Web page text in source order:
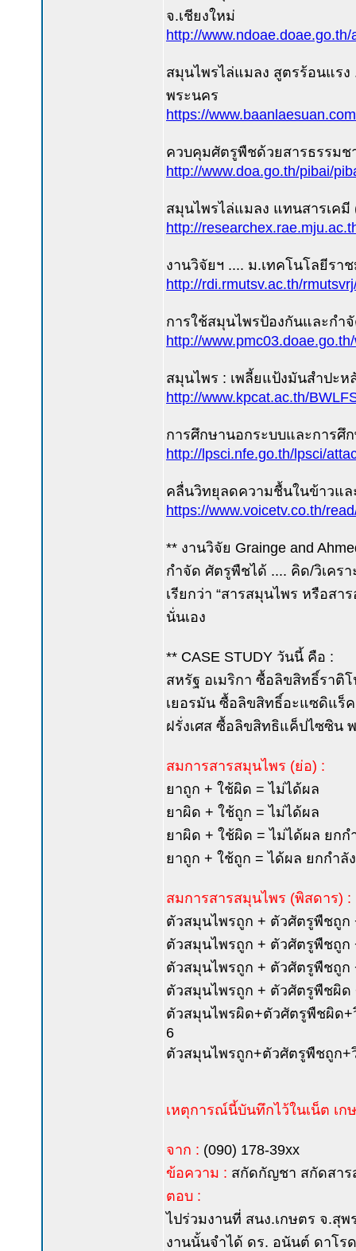
จ.เชียงใหม่
http://
สมุนไพรไล่แมลง สูตรร้อนแร
พระนคร
https://
ควบคุมศัตรูพืชด้วยสารธรรมช
http://www.doa.go.th/pibai/
สมุนไพรไล่แมลง แทนสารเคมี
http://
งานวิจัยฯ .... ม.เทคโนโลยีรา
http://rdi.rmutsv.ac.th/
การใช้สมุนไพรป้องกันและกำ
http://
สมุนไพร : เพลี้ยแป้งมันสำปะห
http://www.kpcat.ac.th/
การศึกษานอกระบบและการศึ
http://lpsci.nfe.go.th/lpsci/
คลื่นวิทยุลดความชื้นในข้าวแล
https://www.voicetv.co.th/
** งานวิจัย Grainge and
กำจัด ศัตรูพืชได้ .... คิด/วิเคร
เรียกว่า “สารสมุนไพร หรือส
นั่นเอง
** CASE STUDY วันนี้ คือ :
สหรัฐ อเมริกา ซื้อลิขสิทธิ์ราติ
เยอรมัน ซื้อลิขสิทธิ์อะแซดิแร็ค
ฝรั่งเศส ซื้อลิขสิทธิแค็ปไซซิน พ
สมการสารสมุนไพร (ย่อ) :
ยาถูก + ใช้ผิด = ไม่ได้ผล
ยาผิด + ใช้ถูก = ไม่ได้ผล
ยาผิด + ใช้ผิด = ไม่ได้ผล ยกก
ยาถูก + ใช้ถูก = ได้ผล ยกกำลั
สมการสารสมุนไพร (พิสดาร) :
ตัวสมุนไพรถูก + ตัวศัตรูพืชถูก
ตัวสมุนไพรถูก + ตัวศัตรูพืชถูก
ตัวสมุนไพรถูก + ตัวศัตรูพืชถูก
ตัวสมุนไพรถูก + ตัวศัตรูพืชผิด
ตัวสมุนไพรผิด+ตัวศัตรูพืชผิด
6
ตัวสมุนไพรถูก+ตัวศัตรูพืชถูก+
เหตุการณ์นี้บันทึกไว้ในเน็ต เ
จาก : (090) 178-39xx
ข้อความ : สกัดกัญชา สกัดสาร
ตอบ :
ไปร่วมงานที่ สนง.เกษตร จ.สุ
งานนั้นจำได้ ดร. อนันต์ ดาโร